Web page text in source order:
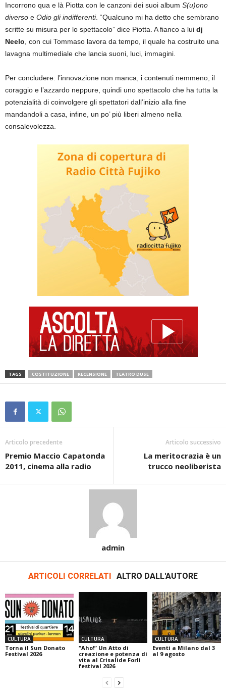
Incorrono qua e là Piotta con le canzoni dei suoi album S(u)ono
diverso e Odio gli indifferenti. “Qualcuno mi ha detto che sembrano
scritte su misura per lo spettacolo” dice Piotta. A fianco a lui dj
Neelo con cui Tommaso lavora da tempo, il quale ha costruito una
lavagna multimediale che lancia suoni, luci, immagini.
Per concludere: l’innovazione non manca, i contenuti nemmeno, il
coraggio e l’azzardo neppure, quindi uno spettacolo che ha tutta la
potenzialità di coinvolgere gli spettatori dall’inizio alla fine
mandandoli a casa, infine, un po’ più liberi almeno nella
consalevolezza.
TAGS COSTITUZIONE RECENSIONE TEATRO DUSE
Articolo precedente
Premio Maccio Capatonda
2011, cinema alla radio
Articolo successivo
La meritocrazia è un
trucco neoliberista
admin
ARTICOLI CORRELATI ALTRO DALL'AUTORE
CULTURA
Torna il Sun Donato
Festival 2026
CULTURA
“Aho!” Un Atto di
creazione e potenza di
vita al Crisalide Forlì
festival 2026
CULTURA
Eventi a Milano dal 3
al 9 agosto